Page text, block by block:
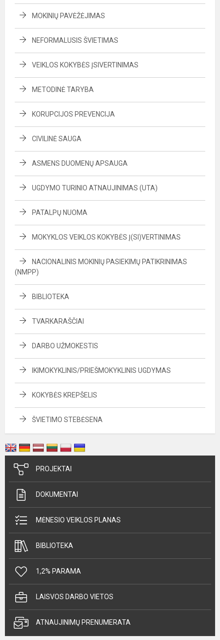
MOKINIŲ PAVĖŽĖJIMAS
NEFORMALUSIS ŠVIETIMAS
VEIKLOS KOKYBĖS ĮSIVERTINIMAS
METODINĖ TARYBA
KORUPCIJOS PREVENCIJA
CIVILINĖ SAUGA
ASMENS DUOMENŲ APSAUGA
UGDYMO TURINIO ATNAUJINIMAS (UTA)
PATALPŲ NUOMA
MOKYKLOS VEIKLOS KOKYBĖS Į(SI)VERTINIMAS
NACIONALINIS MOKINIŲ PASIEKIMŲ PATIKRINIMAS
(NMPP)
BIBLIOTEKA
TVARKARAŠČIAI
DARBO UŽMOKESTIS
IKIMOKYKLINIS/PRIEŠMOKYKLINIS UGDYMAS
KOKYBĖS KREPŠELIS
ŠVIETIMO STEBĖSENA
PROJEKTAI
DOKUMENTAI
MĖNESIO VEIKLOS PLANAS
BIBLIOTEKA
1,2% PARAMA
LAISVOS DARBO VIETOS
ATNAUJINIMŲ PRENUMERATA